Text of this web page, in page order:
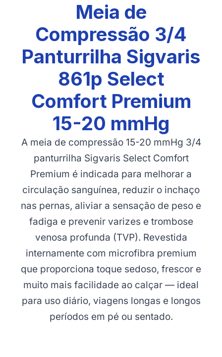
Meia de
Compressão 3/4
Panturrilha Sigvaris
861p Select
Comfort Premium
15-20 mmHg
A meia de compressão 15-20 mmHg 3/4
panturrilha Sigvaris Select Comfort
Premium é indicada para melhorar a
circulação sanguínea, reduzir o inchaço
nas pernas, aliviar a sensação de peso e
fadiga e prevenir varizes e trombose
venosa profunda (TVP). Revestida
internamente com microfibra premium
que proporciona toque sedoso, frescor e
muito mais facilidade ao calçar — ideal
para uso diário, viagens longas e longos
períodos em pé ou sentado.